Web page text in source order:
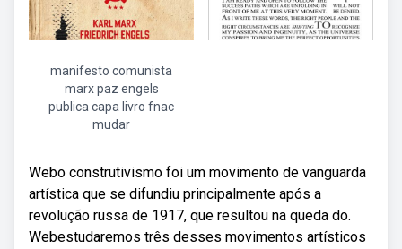
manifesto comunista
marx paz engels
publica capa livro fnac
mudar
Webo construtivismo foi um movimento de vanguarda
artística que se difundiu principalmente após a
revolução russa de 1917, que resultou na queda do.
Webestudaremos três desses movimentos artísticos